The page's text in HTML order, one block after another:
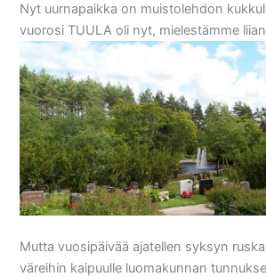
Nyt uurnapaikka on muistolehdon
vuorosi TUULA oli nyt, mielestämme
Mutta vuosipäivää ajatellen syksyn
väreihin kaipuulle luomakunnan